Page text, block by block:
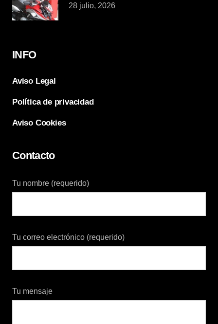
28 julio, 2026
INFO
Aviso Legal
Política de privacidad
Aviso Cookies
Contacto
Tu nombre (requerido)
Tu correo electrónico (requerido)
Tu mensaje